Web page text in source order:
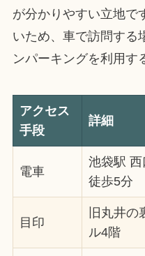
が分かりやすい立地で
いため、車で訪問する
ンパーキングを利用す
アクセス
手段
詳細
電車
池袋駅 西
徒歩5分
目印
旧丸井
ル4階